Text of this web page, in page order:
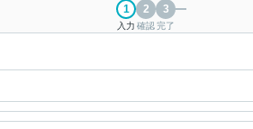
入力 確認完了